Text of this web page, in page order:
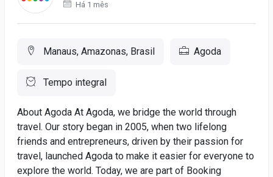
Há 1 mês
Manaus, Amazonas, Brasil Agoda
Tempo integral
About Agoda At Agoda, we bridge the world through
travel. Our story began in 2005, when two lifelong
friends and entrepreneurs, driven by their passion for
travel, launched Agoda to make it easier for everyone to
explore the world. Today, we are part of Booking